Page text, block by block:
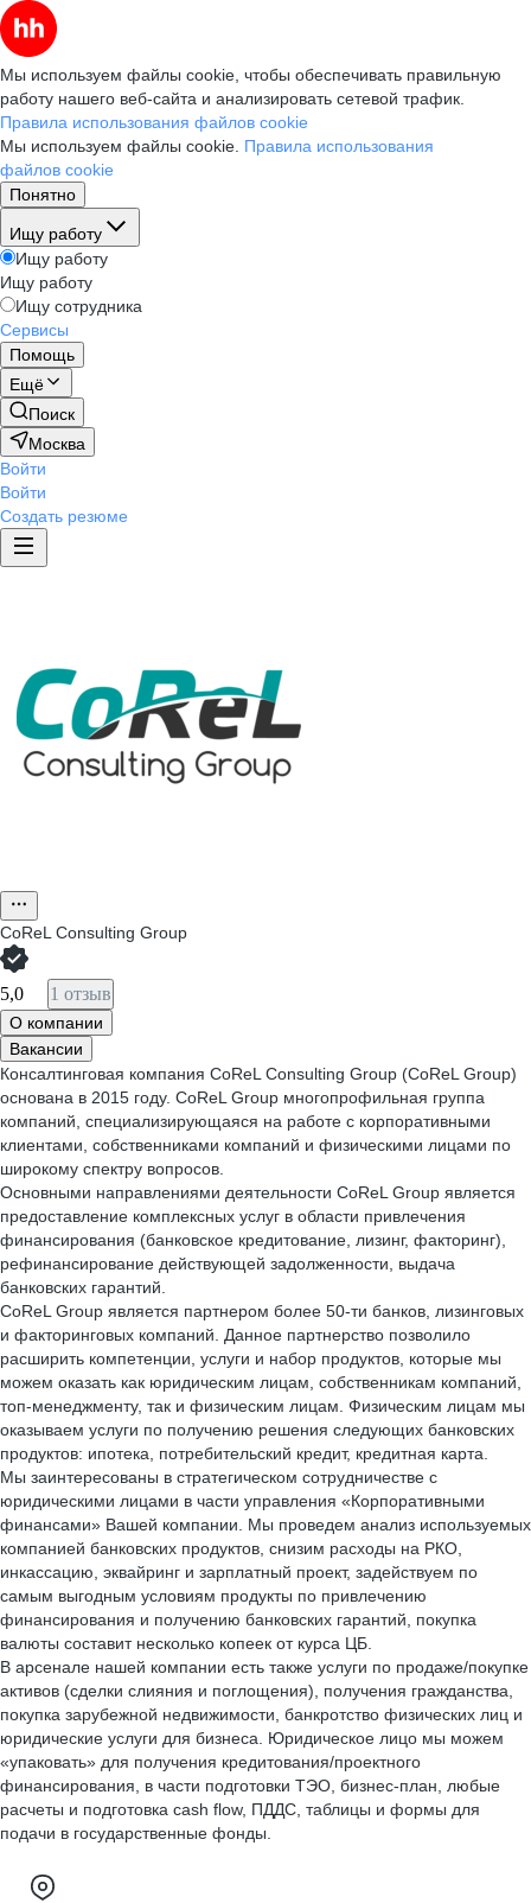
Мы используем файлы cookie, чтобы обеспечивать правильную
работу нашего веб-сайта и анализировать сетевой трафик.
Правила использования файлов cookie
Мы используем файлы cookie. Правила использования
файлов cookie
Понятно
Ищу работу
Ищу работу
Ищу работу
Ищу сотрудника
Сервисы
Помощь
Ещё
Поиск
Москва
Войти
Войти
Создать резюме
CoReL Consulting Group
5,0 1 отзыв
О компании
Вакансии
Консалтинговая компания CoReL Consulting Group (CoReL Group)
основана в 2015 году. CoReL Group многопрофильная группа
компаний, специализирующаяся на работе с корпоративными
клиентами, собственниками компаний и физическими лицами по
широкому спектру вопросов.
Основными направлениями деятельности CoReL Group является
предоставление комплексных услуг в области привлечения
финансирования (банковское кредитование, лизинг, факторинг),
рефинансирование действующей задолженности, выдача
банковских гарантий.
CoReL Group является партнером более 50-ти банков, лизинговых
и факторинговых компаний. Данное партнерство позволило
расширить компетенции, услуги и набор продуктов, которые мы
можем оказать как юридическим лицам, собственникам компаний,
топ-менеджменту, так и физическим лицам. Физическим лицам мы
оказываем услуги по получению решения следующих банковских
продуктов: ипотека, потребительский кредит, кредитная карта.
Мы заинтересованы в стратегическом сотрудничестве с
юридическими лицами в части управления «Корпоративными
финансами» Вашей компании. Мы проведем анализ используемых
компанией банковских продуктов, снизим расходы на РКО,
инкассацию, эквайринг и зарплатный проект, задействуем по
самым выгодным условиям продукты по привлечению
финансирования и получению банковских гарантий, покупка
валюты составит несколько копеек от курса ЦБ.
В арсенале нашей компании есть также услуги по продаже/покупке
активов (сделки слияния и поглощения), получения гражданства,
покупка зарубежной недвижимости, банкротство физических лиц и
юридические услуги для бизнеса. Юридическое лицо мы можем
«упаковать» для получения кредитования/проектного
финансирования, в части подготовки ТЭО, бизнес-план, любые
расчеты и подготовка cash flow, ПДДС, таблицы и формы для
подачи в государственные фонды.